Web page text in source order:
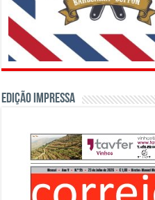
Edição Impressa